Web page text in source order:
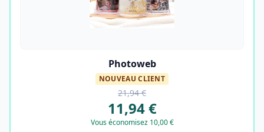
Photoweb
NOUVEAU CLIENT
21,94 €
11,94 €
Vous économisez 10,00 €